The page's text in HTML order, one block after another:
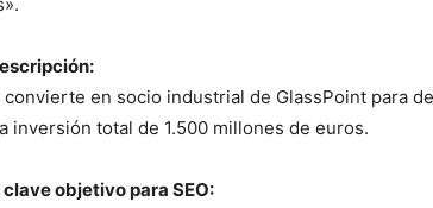
convierte en socio industrial de GlassPoint para
inversión total de 1.500 millones de euros.
clave objetivo para SEO: